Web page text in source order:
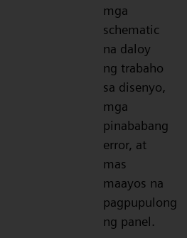
mga
schematic
na daloy
ng trabaho
sa disenyo,
mga
pinababang
error, at
mas
maayos na
pagpupulong
ng panel.